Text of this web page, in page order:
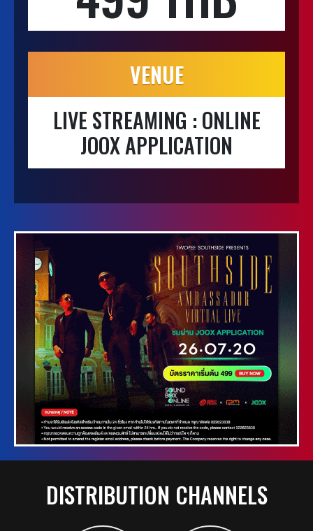
VENUE
LIVE STREAMING : ONLINE
JOOX APPLICATION
DISTRIBUTION CHANNELS